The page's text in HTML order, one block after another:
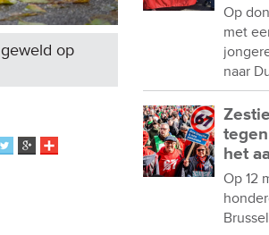
op
Op
met
naar
het
Op 12